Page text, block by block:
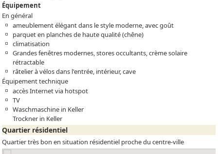
Équipement
En général
ameublement élégant dans le style moderne, avec goût
parquet en planches de haute qualité (chêne)
climatisation
Grandes fenêtres modernes, stores occultants, crème solaire
rétractable
râtelier à vélos dans l'entrée, intérieur, cave
Équipement technique
accès Internet via hotspot
TV
Waschmaschine in Keller
Trockner in Keller
Quartier résidentiel
Quartier très bon en situation résidentiel proche du centre-ville